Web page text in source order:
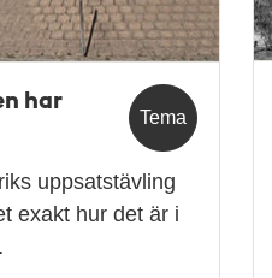
Tema
har
uppsatstävling
exakt hur det är i